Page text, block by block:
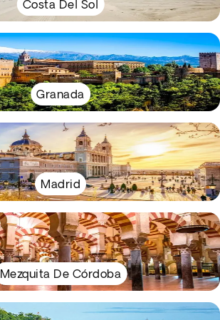
Costa Del Sol
Granada
Madrid
Mezquita De Córdoba